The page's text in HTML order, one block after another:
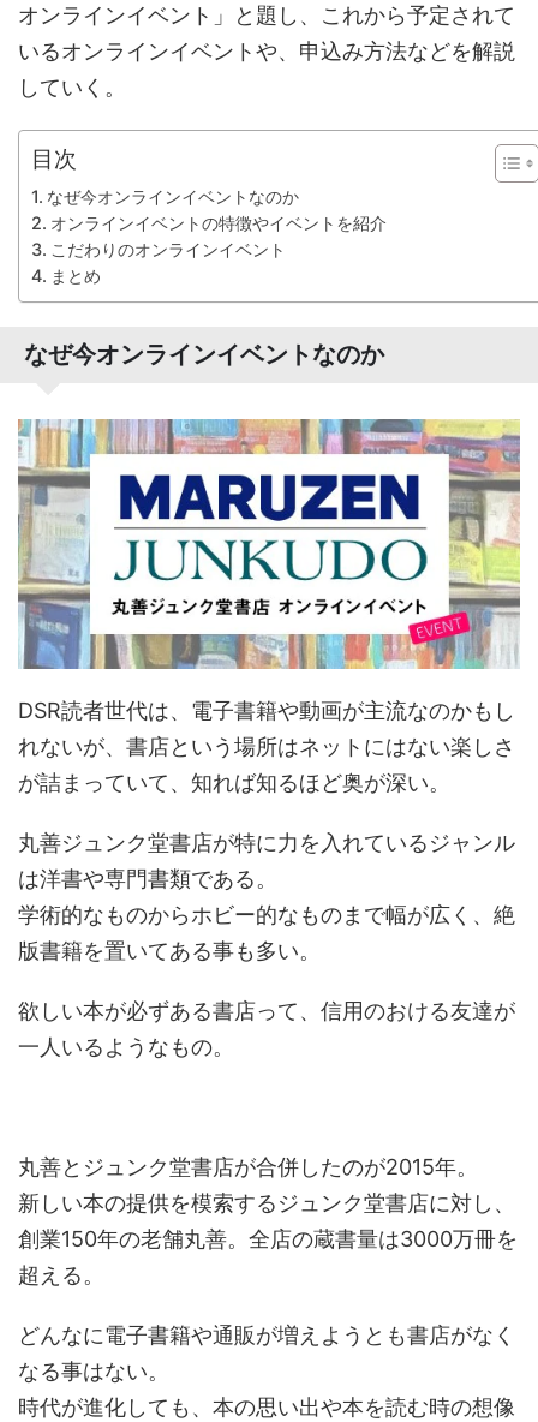
オンラインイベント」と題し、これから予定されて
いるオンラインイベントや、申込み方法などを解説
していく。
目次
なぜ今オンラインイベントなのか
オンラインイベントの特徴やイベントを紹介
こだわりのオンラインイベント
まとめ
なぜ今オンラインイベントなのか
DSR読者世代は、電子書籍や動画が主流なのかもし
れないが、書店という場所はネットにはない楽しさ
が詰まっていて、知れば知るほど奥が深い。
丸善ジュンク堂書店が特に力を入れているジャンル
は洋書や専門書類である。
学術的なものからホビー的なものまで幅が広く、絶
版書籍を置いてある事も多い。
欲しい本が必ずある書店って、信用のおける友達が
一人いるようなもの。
丸善とジュンク堂書店が合併したのが2015年。
新しい本の提供を模索するジュンク堂書店に対し、
創業150年の老舗丸善。全店の蔵書量は3000万冊を
超える。
どんなに電子書籍や通販が増えようとも書店がなく
なる事はない。
時代が進化しても、本の思い出や本を読む時の想像